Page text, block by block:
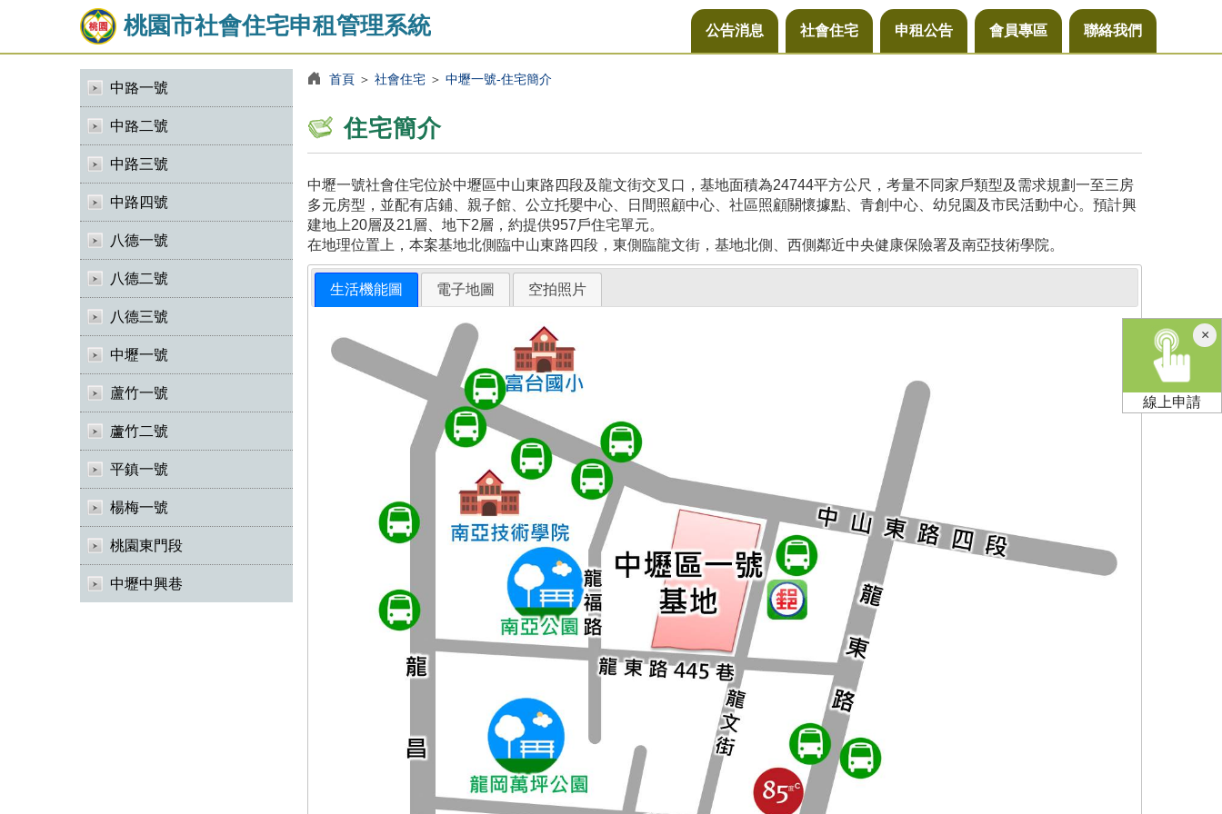
桃園市社會住宅申租管理系統 公告消息 社會住宅 申租公告 會員專區 聯絡我們
中路一號
中路二號
中路三號
中路四號
八德一號
八德二號
八德三號
中壢一號
蘆竹一號
蘆竹二號
平鎮一號
楊梅一號
桃園東門段
中壢中興巷
首頁＞ 社會住宅＞ 中壢一號-住宅簡介
住宅簡介
中壢一號社會住宅位於中壢區中山東路四段及龍文街交叉口，基地面積為24744平方公尺，考量不同家戶類型及需求規劃一至三房
多元房型，並配有店鋪、親子館、公立托嬰中心、日間照顧中心、社區照顧關懷據點、青創中心、幼兒園及市民活動中心。預計興
建地上20層及21層、地下2層，約提供957戶住宅單元。
在地理位置上，本案基地北側臨中山東路四段，東側臨龍文街，基地北側、西側鄰近中央健康保險署及南亞技術學院。
生活機能圖 電子地圖 空拍照片
×關
閉
線上申請